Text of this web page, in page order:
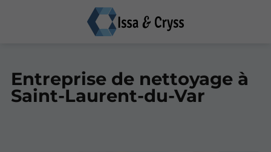
Entreprise de nettoyage à
Saint-Laurent-du-Var